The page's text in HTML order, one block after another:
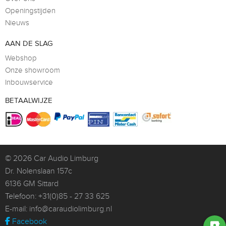
Openingstijden
Nieuws
AAN DE SLAG
Webshop
Onze showroom
Inbouwservice
BETAALWIJZE
© 2026 Car Audio Limburg
Dr. Nolenslaan 157c
6136 GM Sittard
Telefoon: +31(0)85 - 27 33 625
E-mail: info@caraudiolimburg.nl
Facebook